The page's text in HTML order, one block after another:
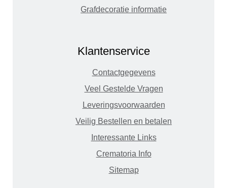
Grafdecoratie informatie
Klantenservice
Contactgegevens
Veel Gestelde Vragen
Leveringsvoorwaarden
Veilig Bestellen en betalen
Interessante Links
Crematoria Info
Sitemap